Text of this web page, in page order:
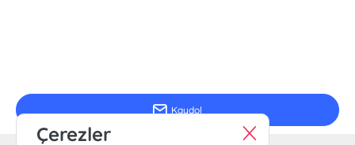
Kaydol
Çerezler